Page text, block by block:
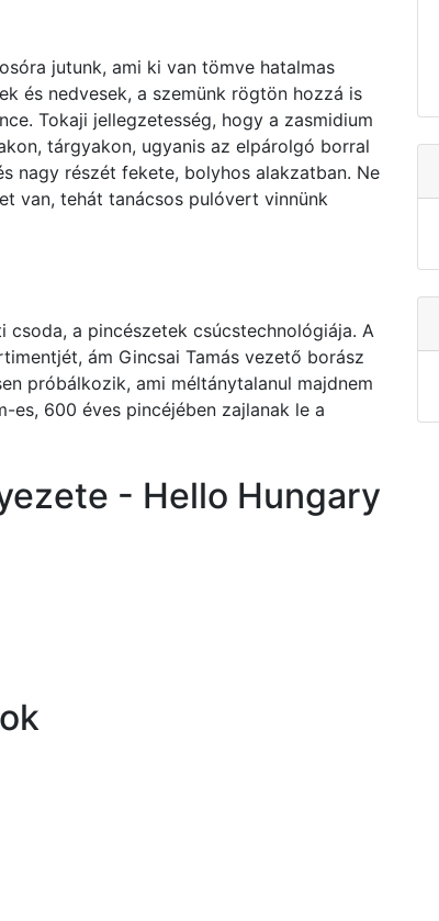
jutunk, ami ki van tömve hatalmas
és nedvesek, a szemünk rögtön hozzá is
Tokaji jellegzetesség, hogy a zasmidium
tárgyakon, ugyanis az elpárolgó borral
nagy részét fekete, bolyhos alakzatban. Ne
van, tehát tanácsos pulóvert vinnünk
a pincészetek csúcstechnológiája. A
ám Gincsai Tamás vezető borász
próbálkozik, ami méltánytalanul majdnem
es, 600 éves pincéjében zajlanak le a
- Hello Hungary